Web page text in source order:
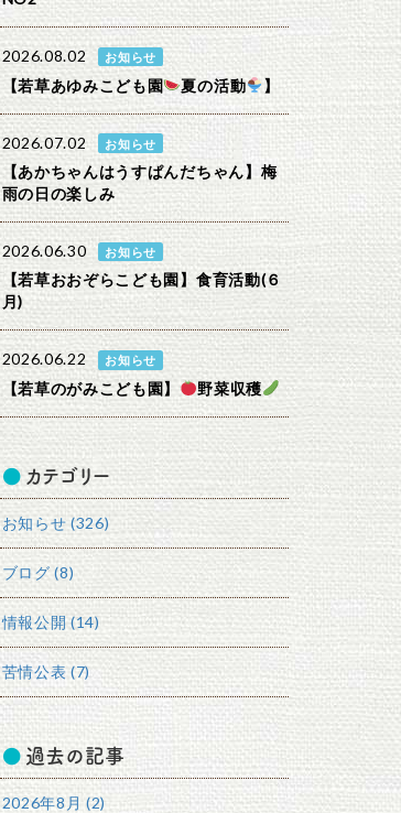
2026.08.02 お知らせ
【若草あゆみこども園 夏の活動 】
2026.07.02 お知らせ
【あかちゃんはうすぱんだちゃん】梅
雨の日の楽しみ
2026.06.30 お知らせ
【若草おおぞらこども園】食育活動(６
月)
2026.06.22 お知らせ
【若草のがみこども園】 野菜収穫
カテゴリー
お知らせ (326)
ブログ (8)
情報公開 (14)
苦情公表 (7)
過去の記事
2026年8月 (2)